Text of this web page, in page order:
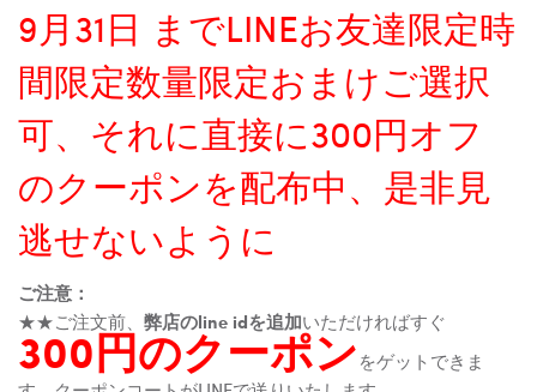
9月31日 までLINEお友達限定時
間限定数量限定おまけご選択
可、それに直接に300円オフ
のクーポンを配布中、是非見
逃せないように
ご注意：
★★ご注文前、 弊店のline idを追加いただければすぐ
300円のクーポンをゲットできま